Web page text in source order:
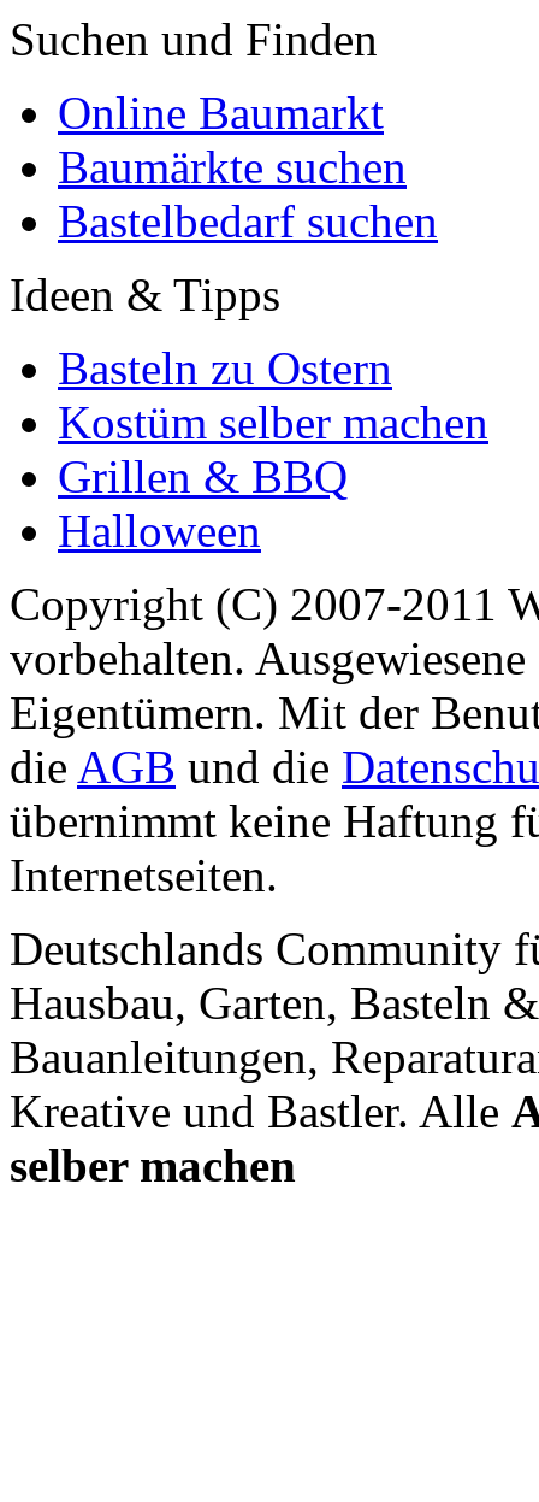
Suchen und Finden
Online Baumarkt
Baumärkte suchen
Bastelbedarf suchen
Ideen & Tipps
Basteln zu Ostern
Kostüm selber machen
Grillen & BBQ
Halloween
Copyright (C) 2007-2011
vorbehalten.
Eigentümern. Mit der
die AGB und die
übernimmt keine Haftung
Internetseiten.
Deutschlands Community
Hausbau, Garten, Basteln
Bauanleitungen,
Kreative und Bastler. Alle
selber machen